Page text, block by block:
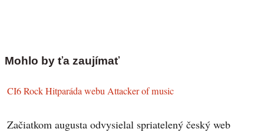
Mohlo by ťa zaujímať
CI6 Rock Hitparáda webu Attacker of music
Začiatkom augusta odvysielal spriatelený český web